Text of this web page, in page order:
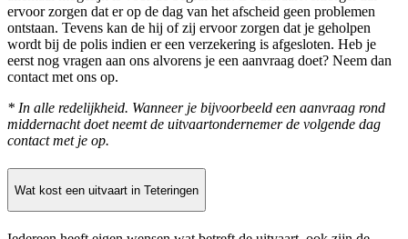
ervoor zorgen dat er op de dag van het afscheid geen problemen
ontstaan. Tevens kan de hij of zij ervoor zorgen dat je geholpen
wordt bij de polis indien er een verzekering is afgesloten. Heb je
eerst nog vragen aan ons alvorens je een aanvraag doet? Neem dan
contact met ons op.
* In alle redelijkheid. Wanneer je bijvoorbeeld een aanvraag rond
middernacht doet neemt de uitvaartondernemer de volgende dag
contact met je op.
Wat kost een uitvaart in Teteringen